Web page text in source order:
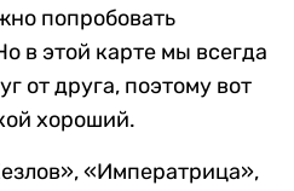
попробовать
в этой карте мы всегда
от друга, поэтому вот
хороший.
«Императрица»,